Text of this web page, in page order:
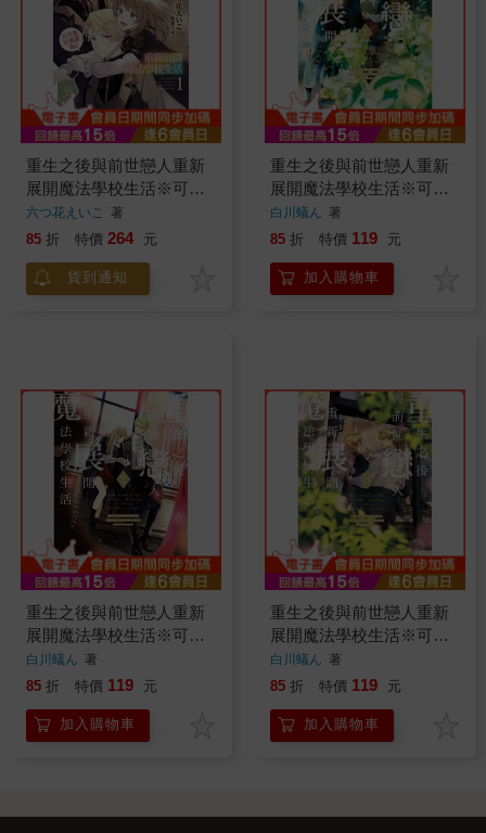
重生之後與前世戀人重新
展開魔法學校生活※可是
好感度為0 (首刷限定版)
01
六つ花えいこ 著
85 折 特價 264 元
貨到通知
重生之後與前世戀人重新
展開魔法學校生活※可是
好感度為0 01
白川蟻ん 著
85 折 特價 119 元
加入購物車
重生之後與前世戀人重新
展開魔法學校生活※可是
好感度為0 02
白川蟻ん 著
85 折 特價 119 元
加入購物車
重生之後與前世戀人重新
展開魔法學校生活※可是
好感度為0 03
白川蟻ん 著
85 折 特價 119 元
加入購物車